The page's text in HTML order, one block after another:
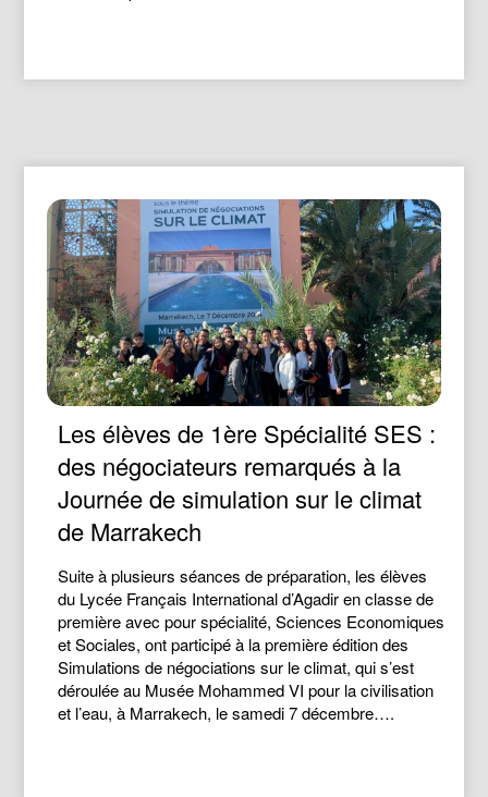
Les élèves de 1ère Spécialité SES :
des négociateurs remarqués à la
Journée de simulation sur le climat
de Marrakech
Suite à plusieurs séances de préparation, les élèves
du Lycée Français International d’Agadir en classe de
première avec pour spécialité, Sciences Economiques
et Sociales, ont participé à la première édition des
Simulations de négociations sur le climat, qui s’est
déroulée au Musée Mohammed VI pour la civilisation
et l’eau, à Marrakech, le samedi 7 décembre….